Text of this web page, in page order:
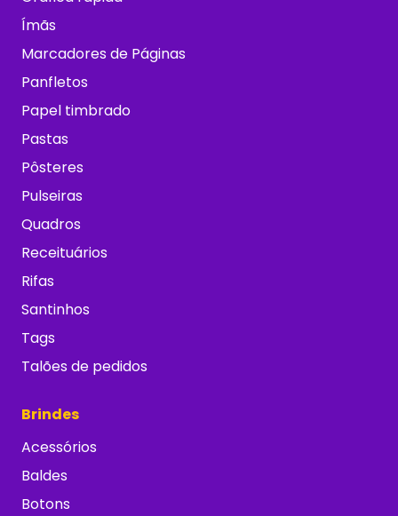
Ímãs
Marcadores de Páginas
Panfletos
Papel timbrado
Pastas
Pôsteres
Pulseiras
Quadros
Receituários
Rifas
Santinhos
Tags
Talões de pedidos
Brindes
Acessórios
Baldes
Botons